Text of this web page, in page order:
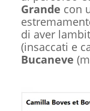
Grande con
di aver
(insaccati e
Bucaneve